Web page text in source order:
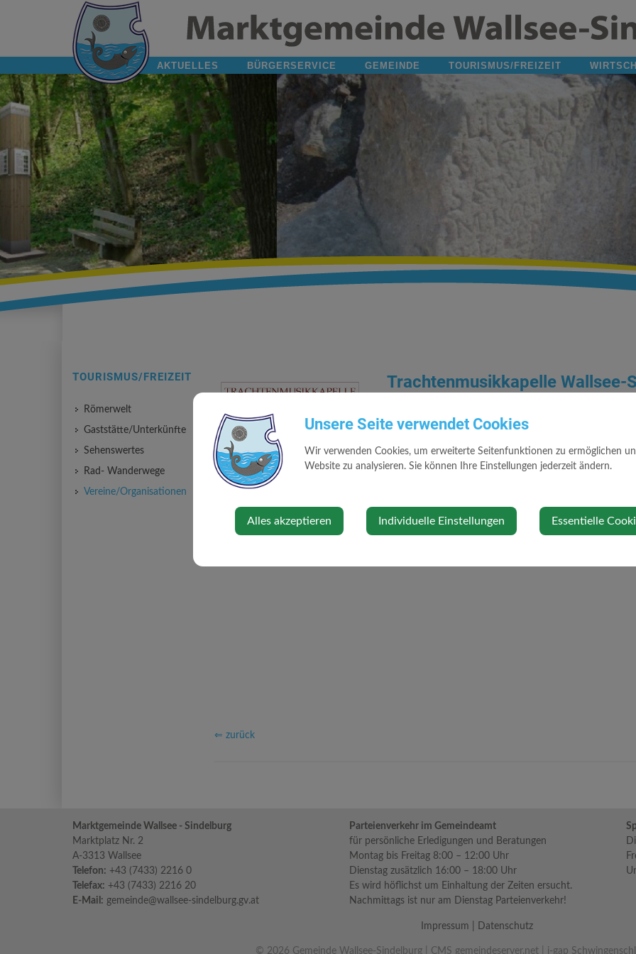
AKTUELLES BÜRGERSERVICE GEMEINDE TOURISMUS/FREIZEIT
Trachtenmusikkapelle Wallsee-
Kontakt
0664 22 14 045
07478 313
⇐ zurück
TOURISMUS/FREIZEIT
Römerwelt
Gaststätte/Unterkünfte
Sehenswertes
Rad- Wanderwege
Vereine/Organisationen
Marktgemeinde Wallsee - Sindelburg
Marktplatz Nr. 2
A-3313 Wallsee
Telefon: +43 (7433) 2216 0
Telefax: +43 (7433) 2216 20
E-Mail: gemeinde@wallsee-sindelburg.gv.at
Parteienverkehr im Gemeindeamt
für persönliche Erledigungen und Beratungen
Montag bis Freitag 8:00 – 12:00 Uhr
Dienstag zusätzlich 16:00 – 18:00 Uhr
Es wird höflichst um Einhaltung der Zeiten ersucht.
Nachmittags ist nur am Dienstag Parteienverkehr!
Impressum Datenschutz
© 2026 Gemeinde Wallsee-Sindelburg | CMS gemeindeserver.net i-gap
Unsere Seite verwendet Cookies
Wir verwenden Cookies, um erweiterte Seitenfunktionen zu ermöglichen
Website zu analysieren. Sie können Ihre Einstellungen jederzeit ändern.
Alles akzeptieren Individuelle Einstellungen Essentielle